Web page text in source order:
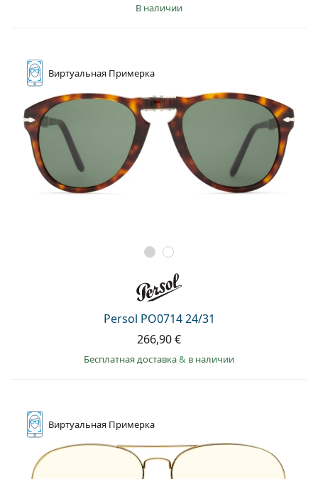
в наличии
Виртуальная Примерка
Persol PO0714 24/31
266,90 €
Бесплатная доставка& в наличии
Виртуальная Примерка